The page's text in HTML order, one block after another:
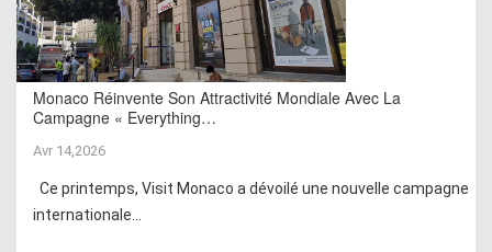
Monaco Réinvente Son Attractivité Mondiale Avec La
Campagne « Everything…
Avr 14,2026
Ce printemps, Visit Monaco a dévoilé une nouvelle campagne
internationale...